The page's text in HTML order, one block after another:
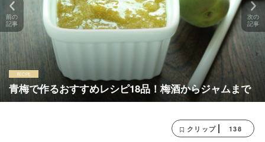
青梅で作るおすすめレシピ18品！梅酒からジャムまで
前の
記事
次の
記事
クリップ 138